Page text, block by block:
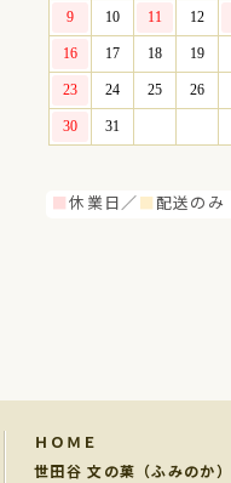
■休業日／ 配送のみ
ＨＯＭＥ
世田谷 文の菓（ふみのか